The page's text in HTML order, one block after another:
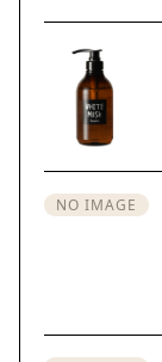
NO IMAGE